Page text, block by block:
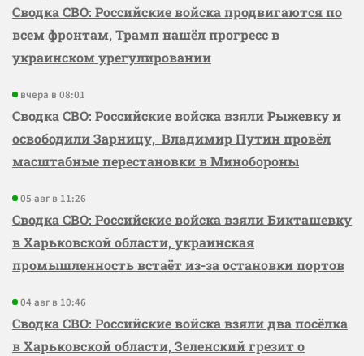
Сводка СВО: Российские войска продвигаются по
всем фронтам, Трамп нашёл прогресс в
украинском урегулировании
вчера в 08:01
Сводка СВО: Российские войска взяли Рыжевку и
освободили Зарницу, Владимир Путин провёл
масштабные перестановки в Минобороны
05 авг в 11:26
Сводка СВО: Российские войска взяли Бикташевку
в Харьковской области, украинская
промышленность встаёт из-за остановки портов
04 авг в 10:46
Сводка СВО: Российские войска взяли два посёлка
в Харьковской области, Зеленский грезит о